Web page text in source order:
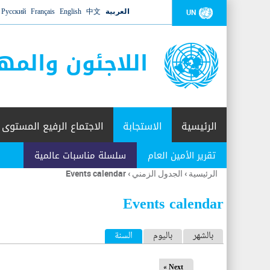
UN العربية 中文
English
Français
Русский
اللاجئون
الرئيسية الاستجابة
تقرير الأمين العام سلسلة مناسبات عالمية
الاجتماع الرفيع المستوى
أنت
هنا
الرئيسية › الجدول الزمني ›
Events calendar
Events calendar
ا بالشهر باليوم السنة (علامة التبويب النشطة)